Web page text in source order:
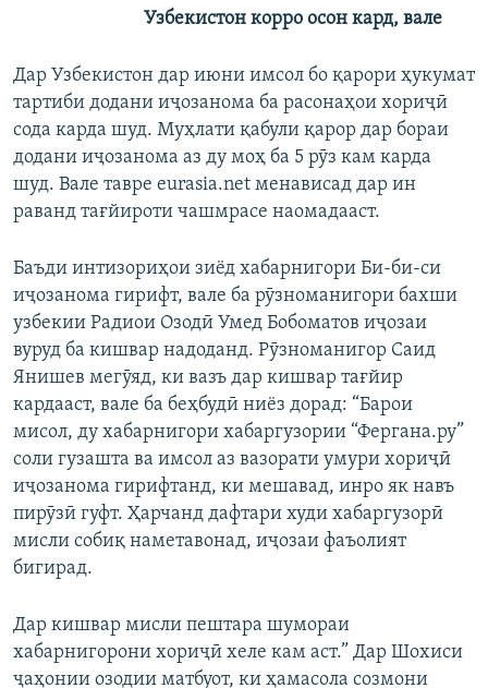
Узбекистон корро осон кард, вале
Дар Узбекистон дар июни имсол бо қарори ҳукумат
тартиби додани иҷозанома ба расонаҳои хориҷӣ
сода карда шуд. Муҳлати қабули қарор дар бораи
додани иҷозанома аз ду моҳ ба 5 рӯз кам карда
шуд. Вале тавре eurasia.net менависад дар ин
раванд тағйироти чашмрасе наомадааст.
Баъди интизориҳои зиёд хабарнигори Би-би-си
иҷозанома гирифт, вале ба рӯзноманигори бахши
узбекии Радиои Озодӣ Умед Бобоматов иҷозаи
вуруд ба кишвар надоданд. Рӯзноманигор Саид
Янишев мегӯяд, ки вазъ дар кишвар тағйир
кардааст, вале ба беҳбудӣ ниёз дорад: “Барои
мисол, ду хабарнигори хабаргузории “Фергана.ру”
соли гузашта ва имсол аз вазорати умури хориҷӣ
иҷозанома гирифтанд, ки мешавад, инро як навъ
пирӯзӣ гуфт. Ҳарчанд дафтари худи хабаргузорӣ
мисли собиқ наметавонад, иҷозаи фаъолият
бигирад.
Дар кишвар мисли пештара шумораи
хабарнигорони хориҷӣ хеле кам аст.” Дар Шохиси
ҷаҳонии озодии матбуот, ки ҳамасола созмони